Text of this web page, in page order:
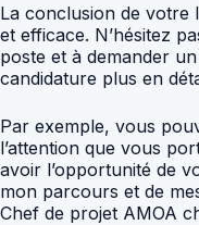
La conclusion de votre
et efficace. N’hésitez
poste et à demander
candidature plus en
Par exemple, vous
l’attention que vous
avoir l’opportunité de
mon parcours et de
Chef de projet AMOA